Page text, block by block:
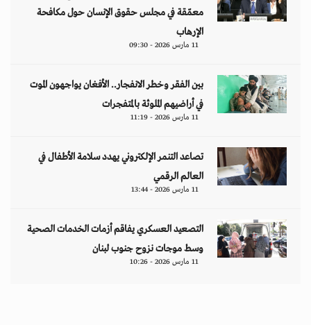
معمّقة في مجلس حقوق الإنسان حول مكافحة
الإرهاب
11 مارس 2026 - 09:30
بين الفقر وخطر الانفجار.. الأفغان يواجهون الموت
في أراضيهم الملوثة بالمتفجرات
11 مارس 2026 - 11:19
تصاعد التنمر الإلكتروني يهدد سلامة الأطفال في
العالم الرقمي
11 مارس 2026 - 13:44
التصعيد العسكري يفاقم أزمات الخدمات الصحية
وسط موجات نزوح جنوب لبنان
11 مارس 2026 - 10:26